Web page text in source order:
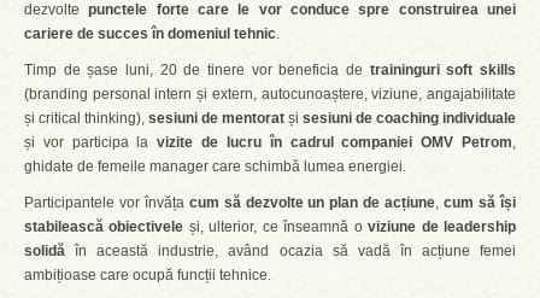
dezvoltepunctele forte care le vor conduce spre construirea unei
cariere de succes în domeniul tehnic.
Timp de șase luni, 20 de tinere vor beneficia de traininguri soft skills
(branding personal intern și extern, autocunoaștere, viziune, angajabilitate
și critical thinking), sesiuni de mentorat și sesiuni de coaching individuale
și vor participa lavizite de lucru în cadrul companiei OMV Petrom,
ghidate de femeile manager care schimbă lumea energiei.
Participantele vor învăța cum să dezvolte un plan de acțiune,cum să își
stabilească obiectivele și, ulterior, ce înseamnă oviziune de leadership
solidă în această industrie, având ocazia să vadă în acțiune femei
ambițioase care ocupă funcții tehnice.